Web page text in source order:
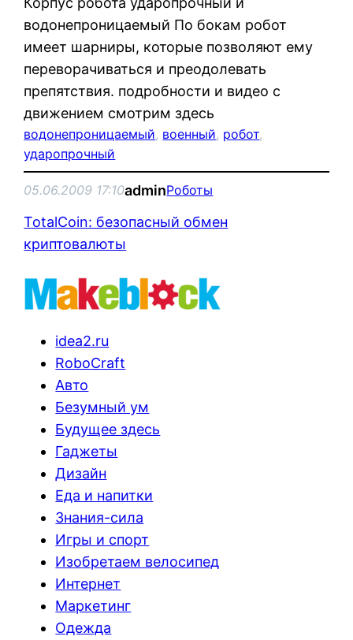
водонепроницаемый По бокам робот
имеет шарниры, которые позволяют ему
переворачиваться и преодолевать
препятствия. подробности и видео с
движением смотрим здесь
водонепроницаемый, военный, робот
ударопрочный
05.06.2009 17:10adminРоботы
TotalCoin: безопасный обмен
криптовалюты
idea2.ru
RoboCraft
Авто
Безумный ум
Будущее здесь
Гаджеты
Дизайн
Еда и напитки
Знания-сила
Игры и спорт
Изобретаем велосипед
Интернет
Маркетинг
Одежда